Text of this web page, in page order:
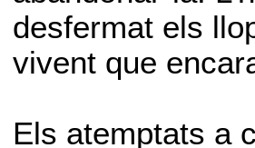
desfermat els
vivent que
Els atemptats a